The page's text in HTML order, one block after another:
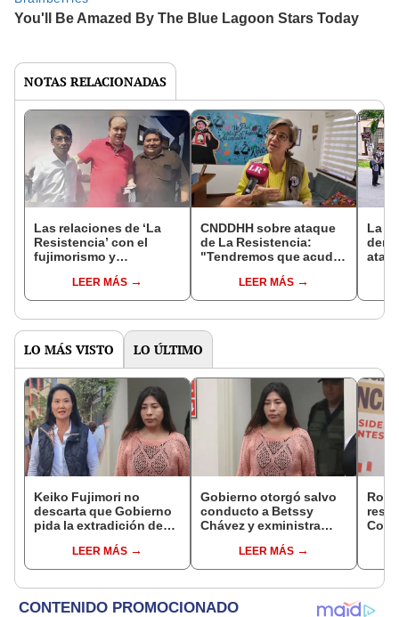
NOTAS RELACIONADAS
Las relaciones de ‘La
Resistencia’ con el
fujimorismo y
LEER MÁS
CNDDHH sobre ataque
de La Resistencia:
"Tendremos que acudir
Interamericana"
LEER MÁS
La
LO MÁS VISTO LO ÚLTIMO
Keiko Fujimori no
descarta que Gobierno
pida la extradición de
dentro de nuestras
facultades"
LEER MÁS
Gobierno otorgó salvo
conducto a Betssy
Chávez y exministra
madrugadaLEER MÁS